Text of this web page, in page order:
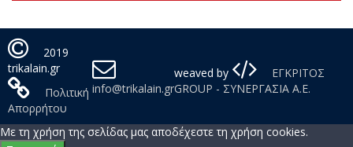
09/08/2026 Uncategorized
2019
trikalain.gr
weaved by